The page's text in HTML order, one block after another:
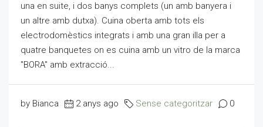
una en suite, i dos banys complets (un amb banyera i
un altre amb dutxa). Cuina oberta amb tots els
electrodomèstics integrats i amb una gran illa per a
quatre banquetes on es cuina amb un vitro de la marca
"BORA" amb extracció...
by Bianca 2 anys ago Sense categoritzar 0